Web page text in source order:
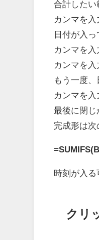
合計したい
カンマを入
日付が入
カンマを入
カンマを入
もう一度、
カンマを入
最後に閉
完成形は次
時刻が入る
クリ